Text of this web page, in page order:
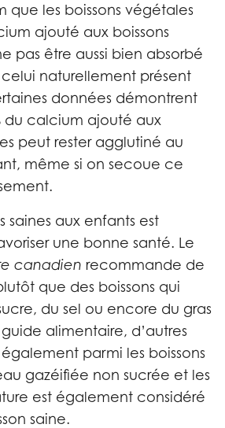
que les boissons végétales
ajouté aux boissons
pas être aussi bien absorbé
naturellement présent
données démontrent
du calcium ajouté aux
peut rester agglutiné au
même si on secoue ce
saines aux enfants est
une bonne santé. Le
canadien recommande de
que des boissons qui
du sel ou encore du gras
alimentaire, d’autres
parmi les boissons
gazéifiée non sucrée et les
est également considéré
saine.